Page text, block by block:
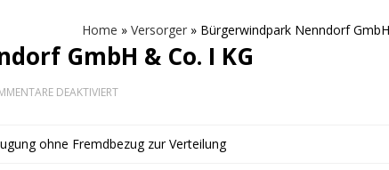
Home » Versorger » Bürgerwindpark Nenndorf
GmbH & Co. I KG
DEAKTIVIERTFÜR
&
ohne Fremdbezug zur Verteilung